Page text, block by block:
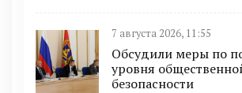
7 августа 2026, 11:55
Обсудили меры по
уровня
безопасности